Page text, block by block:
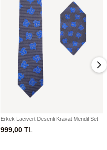
Erkek Lacivert Desenli Kravat Mendil Set
999,00 TL